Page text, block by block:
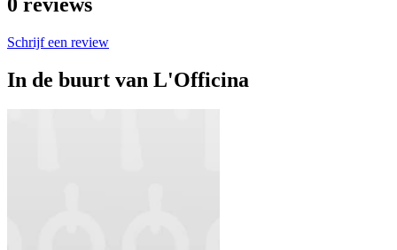
Schrijf een review
In de buurt van L'Officina